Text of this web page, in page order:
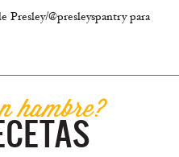
Presley/@presleyspantry para
hambre?